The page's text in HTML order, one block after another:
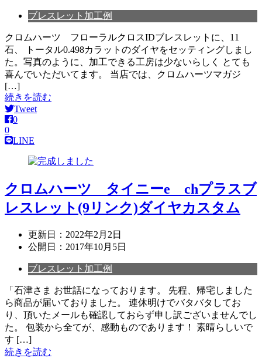
ブレスレット加工例
クロムハーツ フローラルクロスIDブレスレットに、11
石、 トータル0.498カラットのダイヤをセッティングしまし
た。写真のように、加工できる工房は少ないらしく とても
喜んでいただいてます。 当店では、クロムハーツマガジ
[…]
続きを読む
Tweet
0
0
LINE
クロムハーツ タイニーe chプラスブ
レスレット(9リンク)ダイヤカスタム
更新日： 2022年2月2日
公開日： 2017年10月5日
ブレスレット加工例
「石津さま お世話になっております。 先程、帰宅しました
ら商品が届いておりました。 連休明けでバタバタしてお
り、頂いたメールも確認しておらず申し訳ございませんでし
た。 包装から全てが、感動ものであります！ 素晴らしいで
す […]
続きを読む